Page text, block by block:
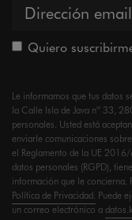
Quiero
Le informamos que tus datos
la Calle Isla de Java nº 33,
personales. Usted está
enviarle comunicaciones
el Reglamento de la UE
datos personales (RGPD),
información que le concierna.
Política de Privacidad. Puede
un correo electrónico a